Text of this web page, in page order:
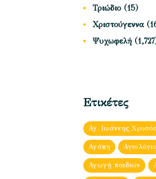
Τριώδιο (15)
Χριστούγεννα
Ψυχωφελή
Ετικέτες
Αγ. Ιωάννης
Αγάπη Αγιολόγιο
Αγωγή παιδιών